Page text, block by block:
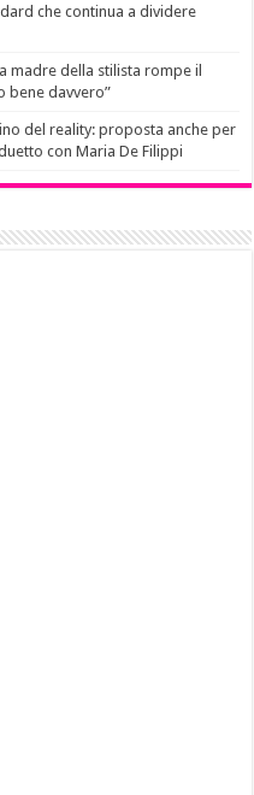
che continua a dividere
madre della stilista rompe il
bene davvero”
del reality: proposta anche per
con Maria De Filippi